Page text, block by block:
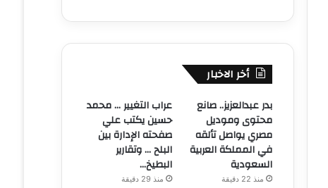
أخر الاخبار
بدر عبدالعزيز.. صانع
محتوى وموديل
مصري يواصل تألقه
في المملكة العربية
السعودية
منذ 22 دقيقة
عراب التغيير … محمد
حسين يكتب علي
صفحته الإدارة بين
البلح … وتقارير
البطيخ…
منذ 29 دقيقة